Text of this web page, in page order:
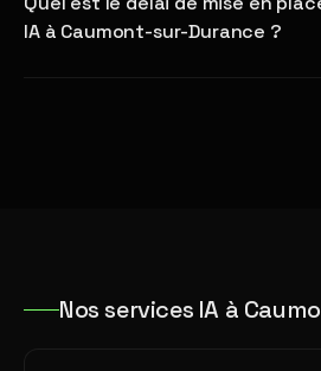
IA à Caumont-sur-Durance ?
Nos services IA à